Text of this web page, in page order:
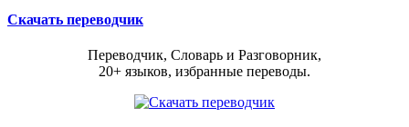
Скачать переводчик
Переводчик, Словарь и Разговорник,
20+ языков, избранные переводы.